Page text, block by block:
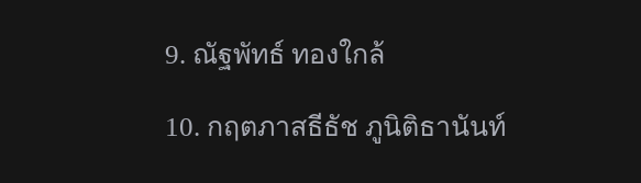
9. ณัฐพัทธ์ ทองใกล้
10. กฤตภาสธีธัช ภูนิติธานันท์